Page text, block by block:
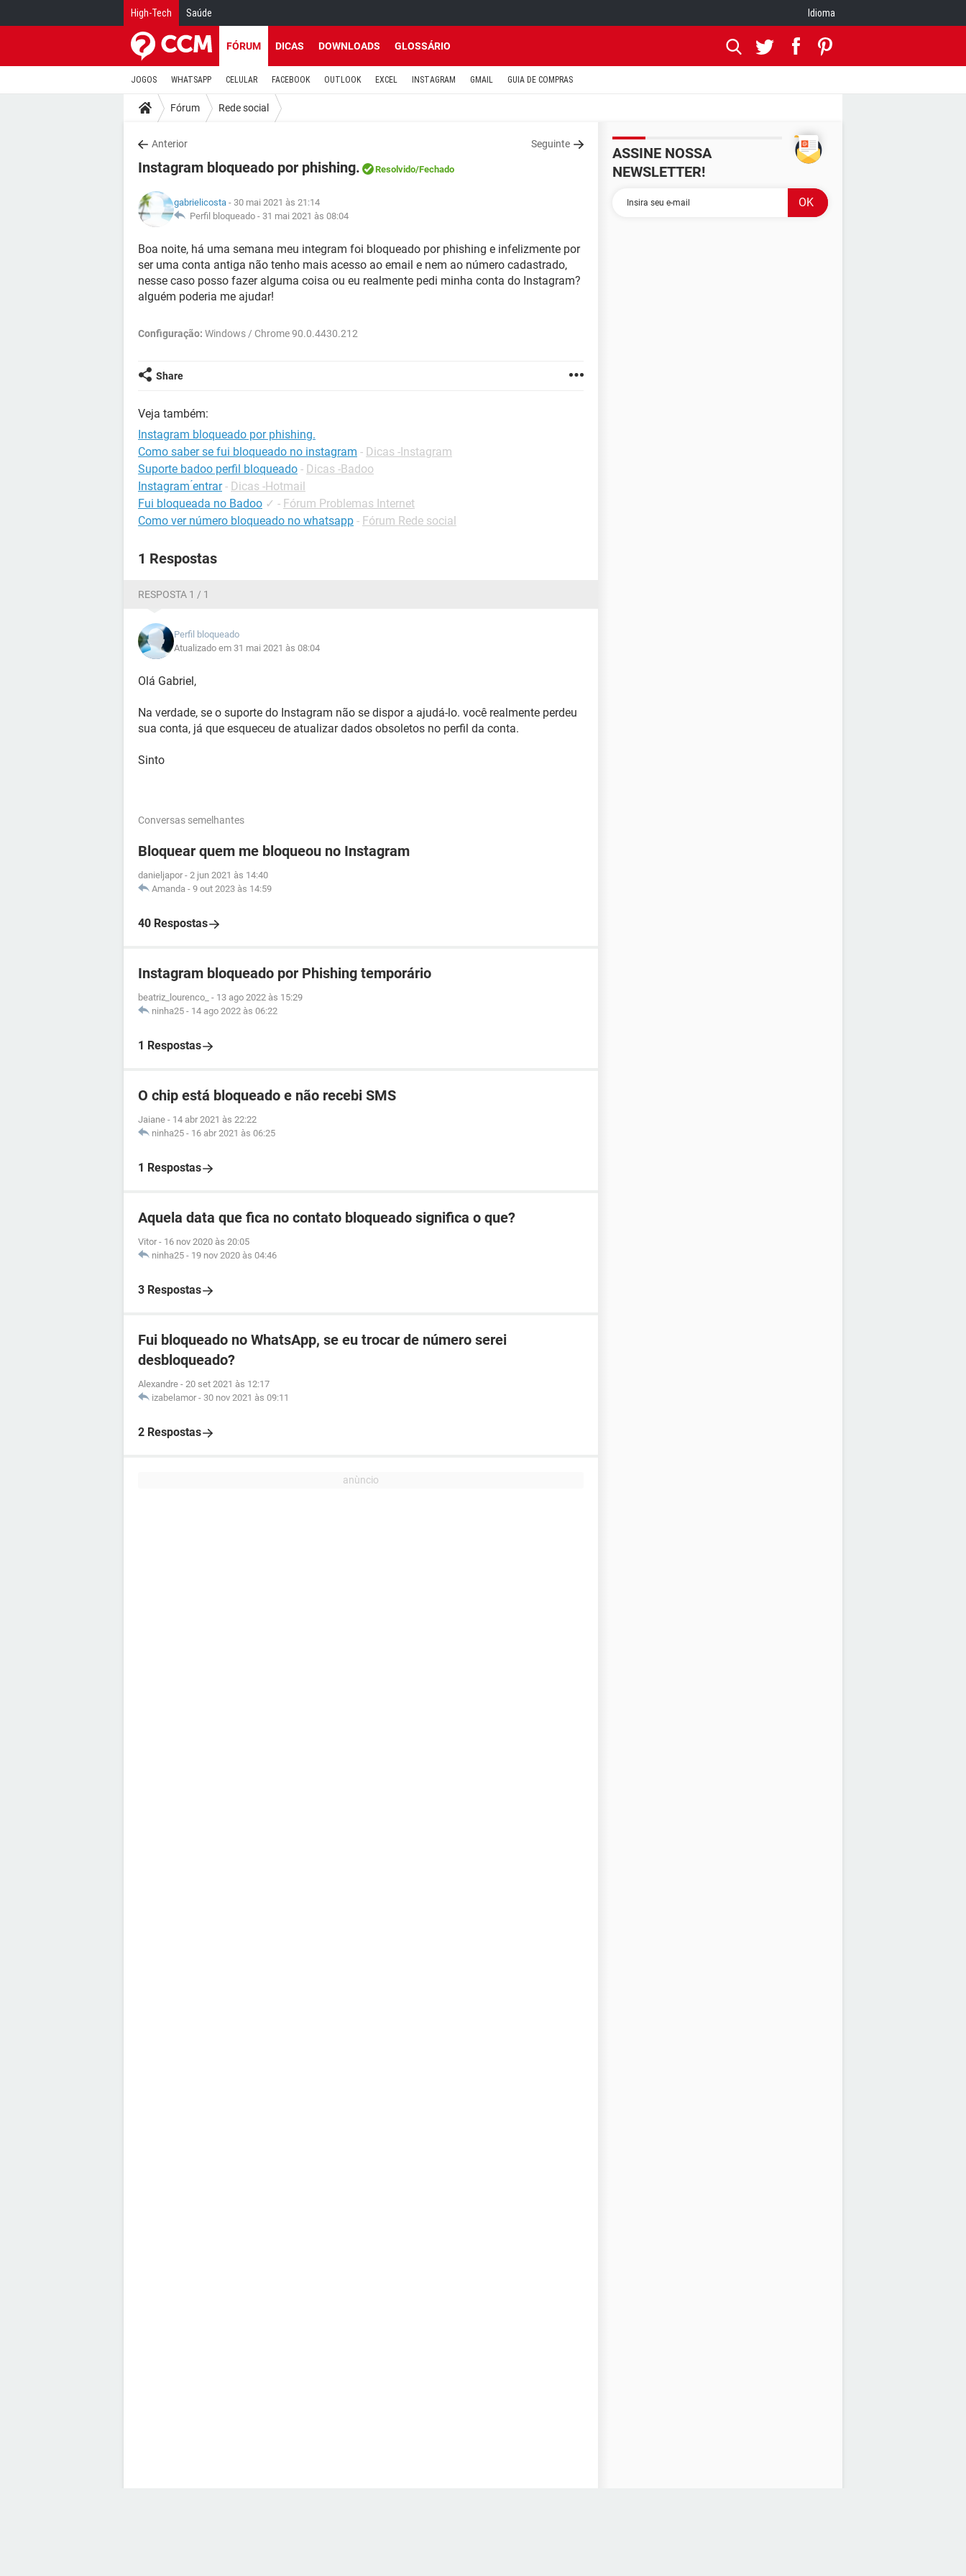
High-Tech Saúde Idioma
FÓRUM DICAS DOWNLOADS GLOSSÁRIO
JOGOS WHATSAPP CELULAR FACEBOOK OUTLOOK EXCEL INSTAGRAM GMAIL GUIA DE COMPRAS
Fórum Rede social
Anterior Seguinte
Instagram bloqueado por phishing. Resolvido/Fechado
gabrielicosta - 30 mai 2021 às 21:14
Perfil bloqueado - 31 mai 2021 às 08:04
Boa noite, há uma semana meu integram foi bloqueado por phishing e infelizmente por
ser uma conta antiga não tenho mais acesso ao email e nem ao número cadastrado,
nesse caso posso fazer alguma coisa ou eu realmente pedi minha conta do Instagram?
alguém poderia me ajudar!
Configuração: Windows / Chrome 90.0.4430.212
Share
Veja também:
Instagram bloqueado por phishing.
Como saber se fui bloqueado no instagram - Dicas -Instagram
Suporte badoo perfil bloqueado - Dicas -Badoo
Instagram ́entrar - Dicas -Hotmail
Fui bloqueada no Badoo ✓ - Fórum Problemas Internet
Como ver número bloqueado no whatsapp - Fórum Rede social
1 Respostas
RESPOSTA 1 / 1
Perfil bloqueado
Atualizado em 31 mai 2021 às 08:04
Olá Gabriel,
Na verdade, se o suporte do Instagram não se dispor a ajudá-lo. você realmente perdeu
sua conta, já que esqueceu de atualizar dados obsoletos no perfil da conta.
Sinto
Conversas semelhantes
Bloquear quem me bloqueou no Instagram
danieljapor - 2 jun 2021 às 14:40
Amanda - 9 out 2023 às 14:59
40 Respostas
Instagram bloqueado por Phishing temporário
beatriz_lourenco_ - 13 ago 2022 às 15:29
ninha25 - 14 ago 2022 às 06:22
1 Respostas
O chip está bloqueado e não recebi SMS
Jaiane - 14 abr 2021 às 22:22
ninha25 - 16 abr 2021 às 06:25
1 Respostas
Aquela data que fica no contato bloqueado significa o que?
Vitor - 16 nov 2020 às 20:05
ninha25 - 19 nov 2020 às 04:46
3 Respostas
Fui bloqueado no WhatsApp, se eu trocar de número serei
desbloqueado?
Alexandre - 20 set 2021 às 12:17
izabelamor - 30 nov 2021 às 09:11
2 Respostas
ASSINE NOSSA
NEWSLETTER!